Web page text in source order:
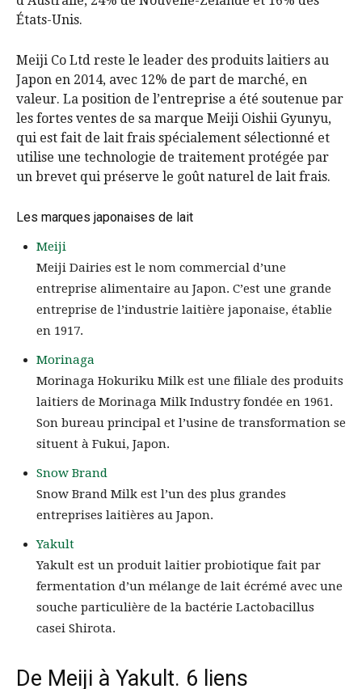
États-Unis.
Meiji Co Ltd reste le leader des produits laitiers au
Japon en 2014, avec 12% de part de marché, en
valeur. La position de l’entreprise a été soutenue par
les fortes ventes de sa marque Meiji Oishii Gyunyu,
qui est fait de lait frais spécialement sélectionné et
utilise une technologie de traitement protégée par
un brevet qui préserve le goût naturel de lait frais.
Les marques japonaises de lait
Meiji
Meiji Dairies est le nom commercial d’une
entreprise alimentaire au Japon. C’est une grande
entreprise de l’industrie laitière japonaise, établie
en 1917.
Morinaga
Morinaga Hokuriku Milk est une filiale des produits
laitiers de Morinaga Milk Industry fondée en 1961.
Son bureau principal et l’usine de transformation se
situent à Fukui, Japon.
Snow Brand
Snow Brand Milk est l’un des plus grandes
entreprises laitières au Japon.
Yakult
Yakult est un produit laitier probiotique fait par
fermentation d’un mélange de lait écrémé avec une
souche particulière de la bactérie Lactobacillus
casei Shirota.
De Meiji à Yakult. 6 liens